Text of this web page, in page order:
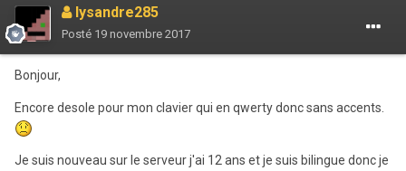
lysandre285
Posté 19 novembre 2017
Bonjour,
Encore desole pour mon clavier qui en qwerty donc sans accents.
Je suis nouveau sur le serveur j'ai 12 ans et je suis bilingue donc je